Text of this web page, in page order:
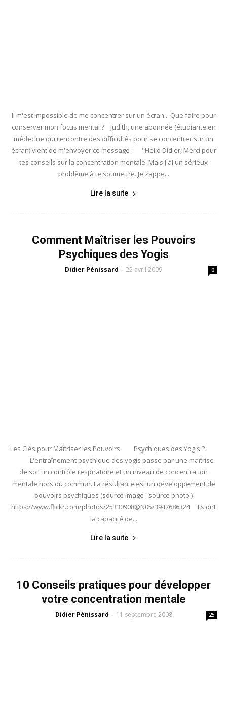
Il m'est impossible de me concentrer sur un écran... Que faire pour
conserver mon focus mental ? Judith, une abonnée (étudiante en
médecine qui rencontre des difficultés pour se concentrer sur un
écran) vient de m'envoyer ce message : "Hello Didier, Merci pour
tes conseils sur la concentration mentale. Mais j'ai un sérieux
problème à te soumettre. Je zappe...
Lire la suite
Comment Maîtriser les Pouvoirs
Psychiques des Yogis
Didier Pénissard - 22 avril 2009 0
Les Clés pour Maîtriser les Pouvoirs Psychiques des Yogis ?
L'entraînement psychique des yogis passe par une maîtrise
de soi, un contrôle respiratoire et un niveau de concentration
mentale hors du commun. La résultante est un développement de
pouvoirs psychiques (source image source photo )
https://www.flickr.com/photos/25330908@N05/3947686324 Ils ont
la capacité de...
Lire la suite
10 Conseils pratiques pour développer
votre concentration mentale
Didier Pénissard - 11 septembre 2008 25